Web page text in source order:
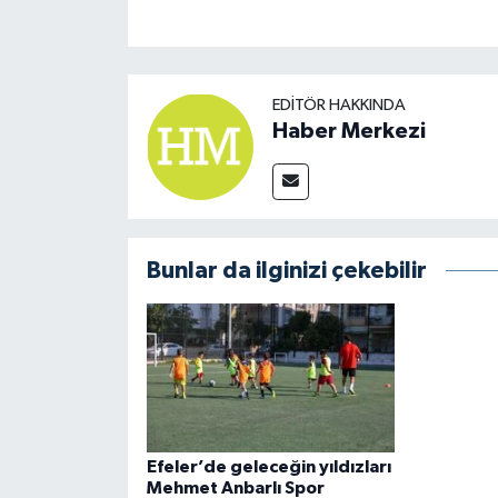
EDITÖR HAKKINDA
Haber Merkezi
Bunlar da ilginizi çekebilir
Efeler’de geleceğin yıldızları
Mehmet Anbarlı Spor